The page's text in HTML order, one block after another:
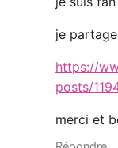
je partage
https://
posts/
merci et